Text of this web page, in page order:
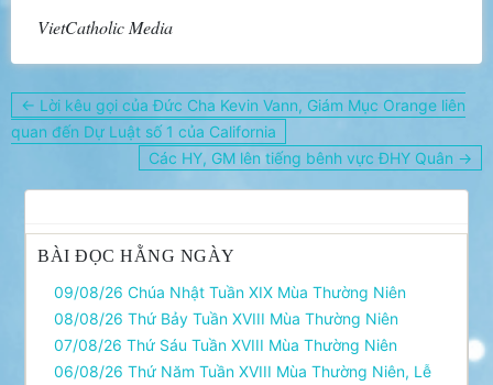
VietCatholic Media
Điều
hướng
bài
← Lời kêu gọi của Đức Cha Kevin Vann, Giám Mục Orange liên
quan đến Dự Luật số 1 của California
Các HY, GM lên tiếng bênh vực ĐHY Quân →
BÀI ĐỌC HẰNG NGÀY
09/08/26 Chúa Nhật Tuần XIX Mùa Thường Niên
08/08/26 Thứ Bảy Tuần XVIII Mùa Thường Niên
07/08/26 Thứ Sáu Tuần XVIII Mùa Thường Niên
06/08/26 Thứ Năm Tuần XVIII Mùa Thường Niên, Lễ